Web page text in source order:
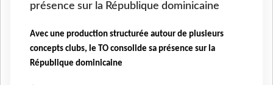
présence sur la République dominicaine
Avec une production structurée autour de plusieurs
concepts clubs, le TO consolide sa présence sur la
République dominicaine